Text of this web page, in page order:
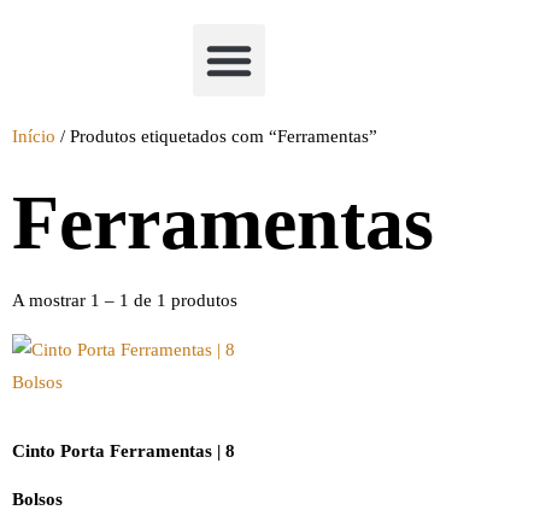
Início / Produtos etiquetados com “Ferramentas”
Ferramentas
A mostrar 1 – 1 de 1 produtos
Cinto Porta Ferramentas | 8
Bolsos